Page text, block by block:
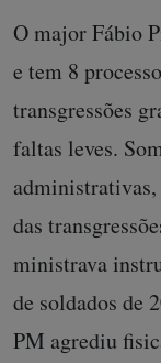
O major Fábio
e tem 8
transgressões
faltas leves.
das
ministrava
de soldados de
PM agrediu